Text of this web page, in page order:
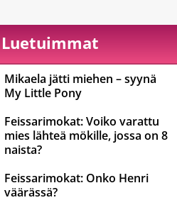
Luetuimmat
Mikaela jätti miehen – syynä
My Little Pony
Feissarimokat: Voiko varattu
mies lähteä mökille, jossa on 8
naista?
Feissarimokat: Onko Henri
väärässä?